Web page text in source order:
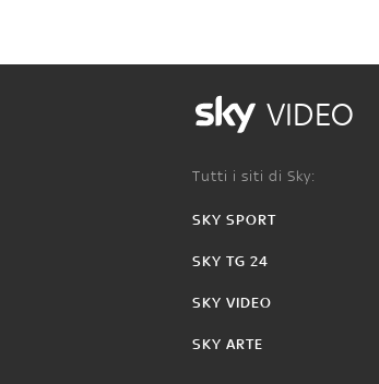
VIDEO
Tutti i siti di Sky:
SKY SPORT
SKY TG 24
SKY VIDEO
SKY ARTE